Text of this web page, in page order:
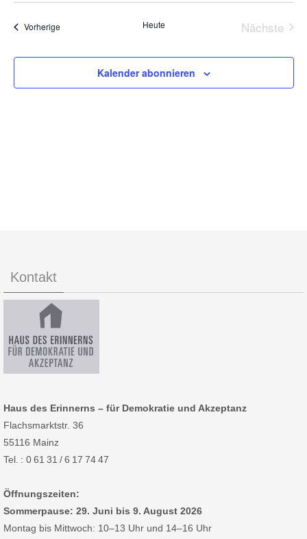
VorherigeVeranstaltungen Heute
Nächste
Kalender abonnieren
Kontakt
Haus des Erinnerns – für Demokratie und Akzeptanz
Flachsmarktstr. 36
55116 Mainz
Tel. : 0 61 31 / 6 17 74 47
Öffnungszeiten:
Sommerpause: 29. Juni bis 9. August 2026
Montag bis Mittwoch: 10–13 Uhr und 14–16 Uhr